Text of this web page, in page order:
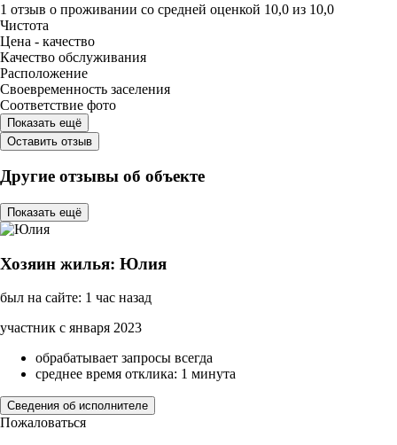
1 отзыв о проживании со средней оценкой 10,0 из 10,0
Чистота
Цена - качество
Качество обслуживания
Расположение
Своевременность заселения
Соответствие фото
Показать ещё
Оставить отзыв
Другие отзывы об объекте
Показать ещё
Хозяин жилья: Юлия
был на сайте: 1 час назад
участник с января 2023
обрабатывает запросы всегда
среднее время отклика: 1 минута
Сведения об исполнителе
Пожаловаться